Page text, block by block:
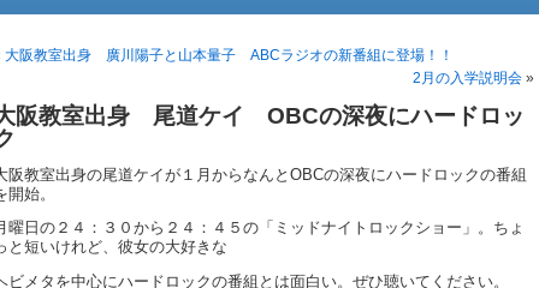
大阪教室出身 廣川陽子と山本量子 ABCラジオの新番組に登場！！
2月の入学説明会 »
阪教室出身 尾道ケイ OBCの深夜にハードロッ
阪教室出身の尾道ケイが１月からなんとOBCの深夜にハードロックの番組
開始。
曜日の２４：３０から２４：４５の「ミッドナイトロックショー」。ちょ
と短いけれど、彼女の大好きな
ビメタを中心にハードロックの番組とは面白い。ぜひ聴いてください。